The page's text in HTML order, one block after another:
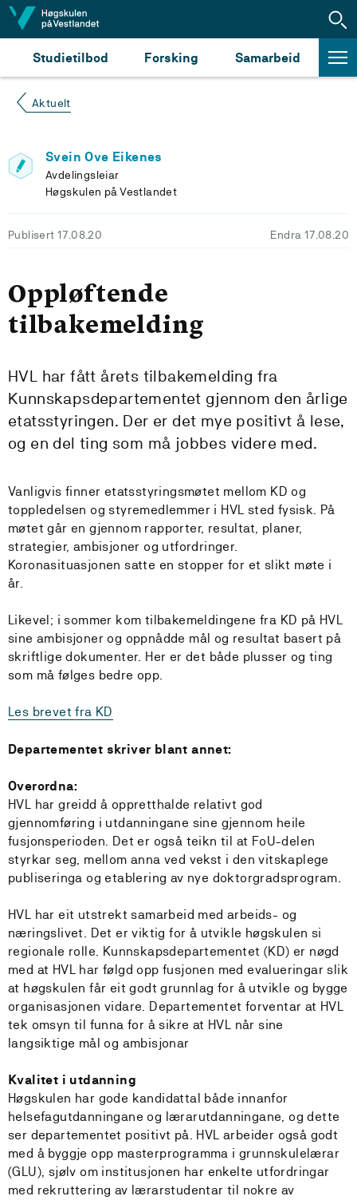
Hopp til innhald
Studietilbod Forsking Samarbeid
Aktuelt
Svein Ove Eikenes
Avdelingsleiar
Høgskulen på Vestlandet
Publisert 17.08.20 Endra 17.08.20
Oppløftende
tilbakemelding
HVL har fått årets tilbakemelding fra
Kunnskapsdepartementet gjennom den årlige
etatsstyringen. Der er det mye positivt å lese,
og en del ting som må jobbes videre med.
Vanligvis finner etatsstyringsmøtet mellom KD og
toppledelsen og styremedlemmer i HVL sted fysisk. På
møtet går en gjennom rapporter, resultat, planer,
strategier, ambisjoner og utfordringer.
Koronasituasjonen satte en stopper for et slikt møte i
år.
Likevel; i sommer kom tilbakemeldingene fra KD på HVL
sine ambisjoner og oppnådde mål og resultat basert på
skriftlige dokumenter. Her er det både plusser og ting
som må følges bedre opp.
Les brevet fra KD
Departementet skriver blant annet:
Overordna:
HVL har greidd å oppretthalde relativt god
gjennomføring i utdanningane sine gjennom heile
fusjonsperioden. Det er også teikn til at FoU-delen
styrkar seg, mellom anna ved vekst i den vitskaplege
publiseringa og etablering av nye doktorgradsprogram.
HVL har eit utstrekt samarbeid med arbeids- og
næringslivet. Det er viktig for å utvikle høgskulen si
regionale rolle. Kunnskapsdepartementet (KD) er nøgd
med at HVL har følgd opp fusjonen med evalueringar slik
at høgskulen får eit godt grunnlag for å utvikle og bygge
organisasjonen vidare. Departementet forventar at HVL
tek omsyn til funna for å sikre at HVL når sine
langsiktige mål og ambisjonar
Kvalitet i utdanning
Høgskulen har gode kandidattal både innanfor
helsefagutdanningane og lærarutdanningane, og dette
ser departementet positivt på. HVL arbeider også godt
med å byggje opp masterprogramma i grunnskulelærar
(GLU), sjølv om institusjonen har enkelte utfordringar
med rekruttering av lærarstudentar til nokre av